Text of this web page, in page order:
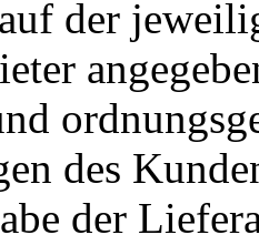
der
des
der